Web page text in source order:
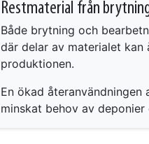
Restmaterial från
Både brytning och
där delar av materialet
produktionen.
En ökad
minskat behov av